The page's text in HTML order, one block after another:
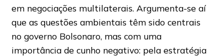
em negociações multilaterais. Argumenta-se aí
que as questões ambientais têm sido centrais
no governo Bolsonaro, mas com uma
importância de cunho negativo: pela estratégia